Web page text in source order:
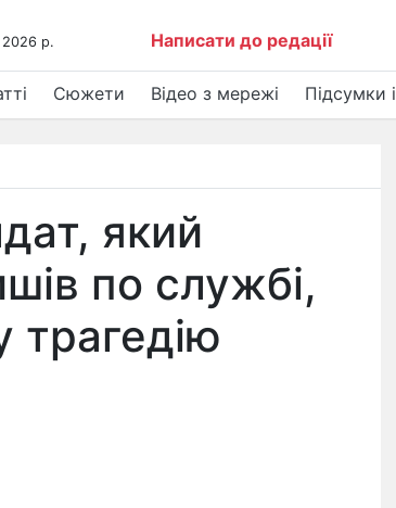
2026 р. Написати до редації
Сюжети Відео з мережі Підсумки
який
по службі,
трагедію